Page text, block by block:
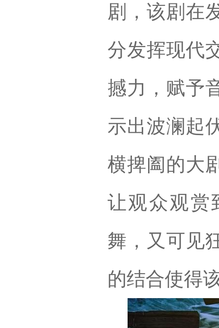
剧，该剧在
分发挥现代
撼力，赋予
示出波澜起
横捭阖的大
让观众观赏
舞，又可见
的结合使得